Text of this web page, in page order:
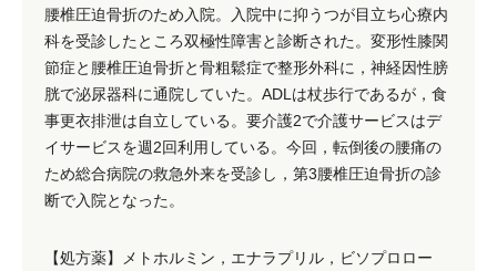
腰椎圧迫骨折のため入院。入院中に抑うつが目立ち心療内
科を受診したところ双極性障害と診断された。変形性膝関
節症と腰椎圧迫骨折と骨粗鬆症で整形外科に，神経因性膀
胱で泌尿器科に通院していた。ADLは杖歩行であるが，食
事更衣排泄は自立している。要介護2で介護サービスはデ
イサービスを週2回利用している。今回，転倒後の腰痛の
ため総合病院の救急外来を受診し，第3腰椎圧迫骨折の診
断で入院となった。
【処方薬】メトホルミン，エナラプリル，ビソプロロー